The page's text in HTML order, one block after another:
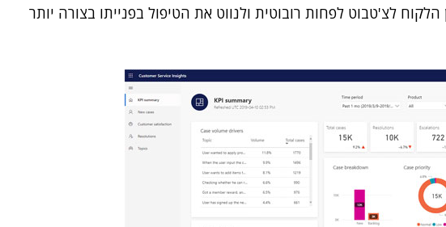
לצ'טבוט לפחות רובוטית ולנווט את הטיפול בפנייתו בצורה יותר